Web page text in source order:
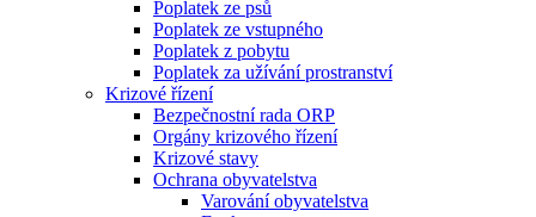
Poplatek ze psů
Poplatek ze vstupného
Poplatek z pobytu
Poplatek za užívání prostranství
Krizové řízení
Bezpečnostní rada ORP
Orgány krizového řízení
Krizové stavy
Ochrana obyvatelstva
Varování obyvatelstva